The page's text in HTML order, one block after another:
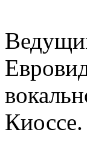
Киоссе.